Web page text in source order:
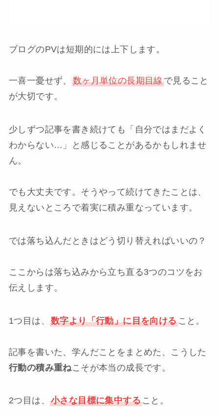
ブログのPVは短期的には上下します。
一喜一憂せず、 数ヶ月単位の長期目線で見ること
が大切です。
少しずつ記事を書き続けても「自分ではまだよく
わからない…」と感じることがあるかもしれませ
ん。
でも大丈夫です。そうやって続けてきたことは、
見えないところで着実に積み重なっています。
では落ち込んだときはどう切り替えればいいの？
ここからは落ち込みから立ち直る3つのコツをお
伝えします。
1つ目は、 数字より「行動」に目を向けること。
記事を書いた、学んだことをまとめた、こうした
行動の積み重ねこそが本当の成長です。
2つ目は、 小さな目標に集中すること。